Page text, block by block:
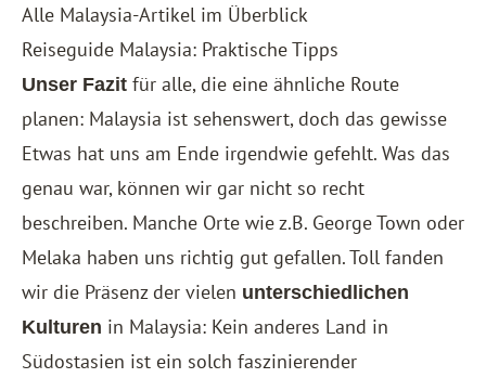
Alle Malaysia-Artikel im Überblick
Reiseguide Malaysia: Praktische Tipps
Unser Fazit für alle, die eine ähnliche Route
planen: Malaysia ist sehenswert, doch das gewisse
Etwas hat uns am Ende irgendwie gefehlt. Was das
genau war, können wir gar nicht so recht
beschreiben. Manche Orte wie z.B. George Town oder
Melaka haben uns richtig gut gefallen. Toll fanden
wir die Präsenz der vielen unterschiedlichen
Kulturen in Malaysia: Kein anderes Land in
Südostasien ist ein solch faszinierender